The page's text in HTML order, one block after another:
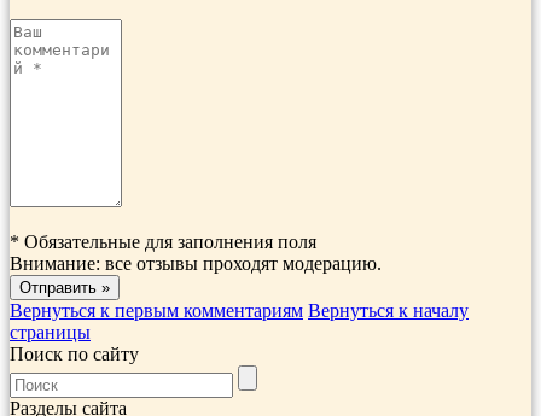
* Обязательные для заполнения поля
Внимание: все отзывы проходят модерацию.
Вернуться к первым комментариям Вернуться к началу
страницы
Поиск по сайту
Разделы сайта